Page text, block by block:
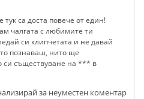
са доста повече от един!
чалгата с любимите ти
си клипчетата и не давай
познаваш, нито ще
си съществуване на *** в
за неуместен коментар